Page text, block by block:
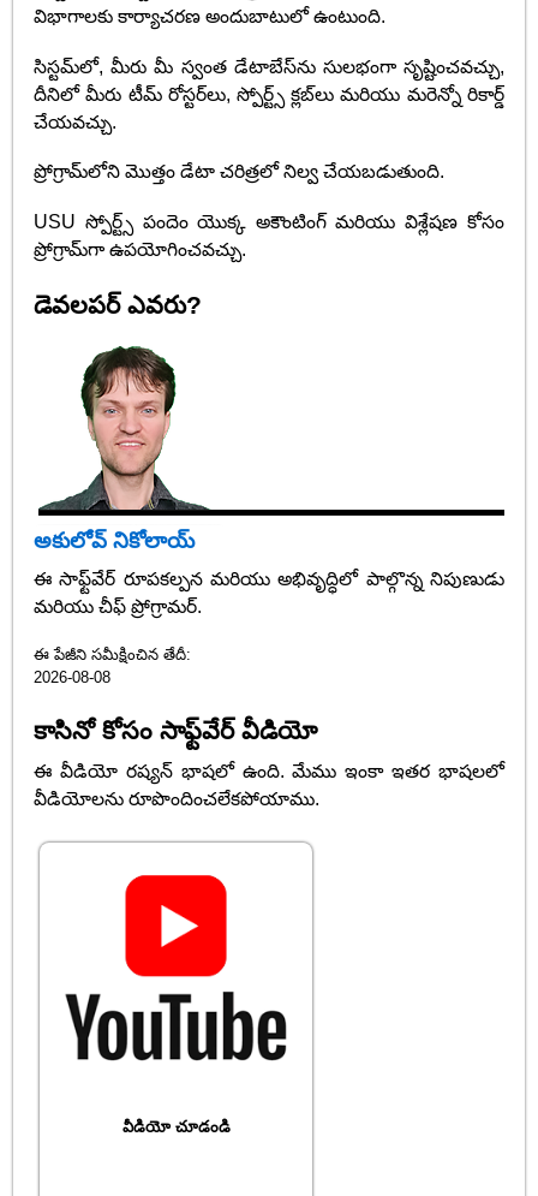
విభాగాలకు కార్యాచరణ అందుబాటులో ఉంటుంది.
సిస్టమ్‌లో, మీరు మీ స్వంత డేటాబేస్‌ను సులభంగా సృష్టించవచ్చు,
దీనిలో మీరు టీమ్ రోస్టర్‌లు, స్పోర్ట్స్ క్లబ్‌లు మరియు మరెన్నో రికార్డ్
చేయవచ్చు.
ప్రోగ్రామ్‌లోని మొత్తం డేటా చరిత్రలో నిల్వ చేయబడుతుంది.
USU స్పోర్ట్స్ పందెం యొక్క అకౌంటింగ్ మరియు విశ్లేషణ కోసం
ప్రోగ్రామ్‌గా ఉపయోగించవచ్చు.
డెవలపర్ ఎవరు?
అకులోవ్ నికోలాయ్
ఈ సాఫ్ట్‌వేర్ రూపకల్పన మరియు అభివృద్ధిలో పాల్గొన్న నిపుణుడు
మరియు చీఫ్ ప్రోగ్రామర్.
ఈ పేజీని సమీక్షించిన తేదీ:
2026-08-08
కాసినో కోసం సాఫ్ట్‌వేర్ వీడియో
ఈ వీడియో రష్యన్ భాషలో ఉంది. మేము ఇంకా ఇతర భాషలలో
వీడియోలను రూపొందించలేకపోయాము.
వీడియో చూడండి